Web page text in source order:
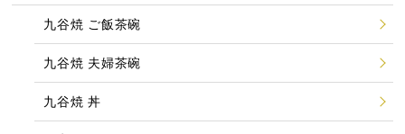
九谷焼 ご飯茶碗
九谷焼 夫婦茶碗
九谷焼 丼